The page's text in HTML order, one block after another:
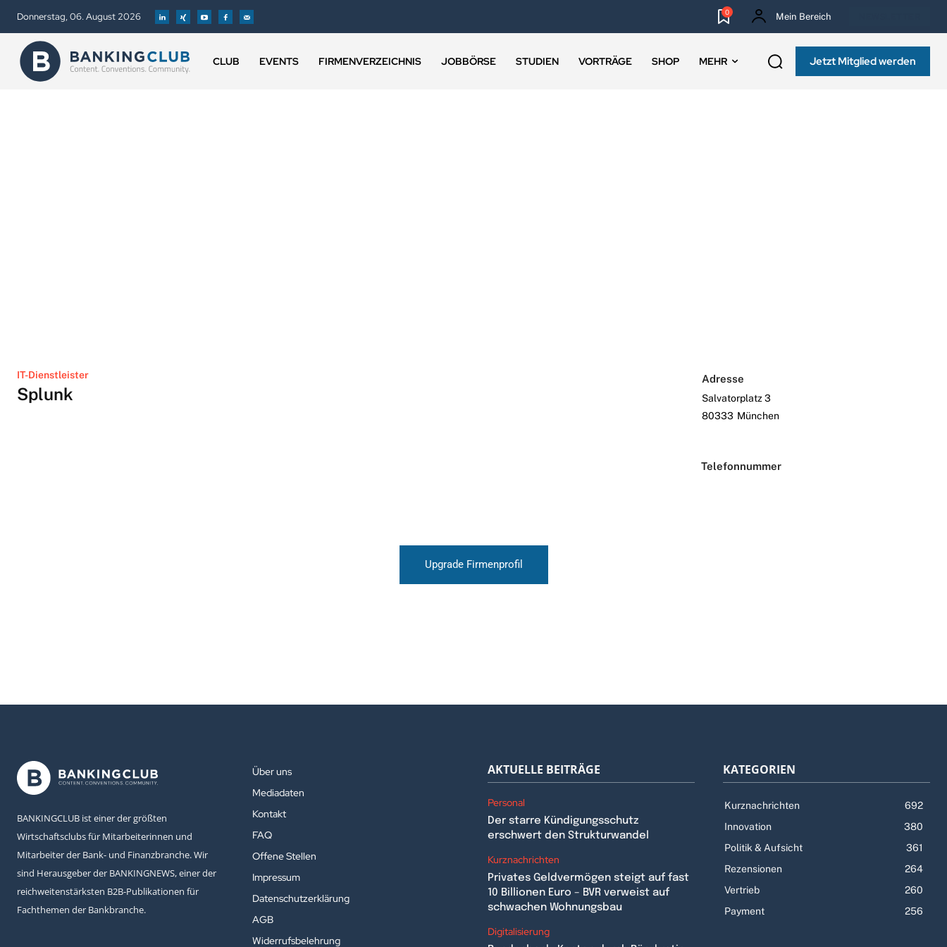
Donnerstag, 06. August 2026 0 Mein Bereich
CLUB EVENTS FIRMENVERZEICHNIS JOBBÖRSE STUDIEN VORTRÄGE SHOP MEHR Jetzt Mitglied werden
IT-Dienstleister
Splunk
Adresse
Salvatorplatz 3
80333 München
Telefonnummer
Upgrade Firmenprofil
BANKINGCLUB ist einer der größten
Wirtschaftsclubs für Mitarbeiterinnen und
Mitarbeiter der Bank- und Finanzbranche. Wir
sind Herausgeber der BANKINGNEWS, einer der
reichweitenstärksten B2B-Publikationen für
Fachthemen der Bankbranche.
Über uns
Mediadaten
Kontakt
FAQ
Offene Stellen
Impressum
Datenschutzerklärung
AGB
Widerrufsbelehrung
AKTUELLE BEITRÄGE
Personal
Der starre Kündigungsschutz
erschwert den Strukturwandel
Kurznachrichten
Privates Geldvermögen steigt auf fast
10 Billionen Euro – BVR verweist auf
schwachen Wohnungsbau
Digitalisierung
KATEGORIEN
Kurznachrichten
692
Innovation
380
Politik & Aufsicht
361
Rezensionen
264
Vertrieb
260
Payment
256